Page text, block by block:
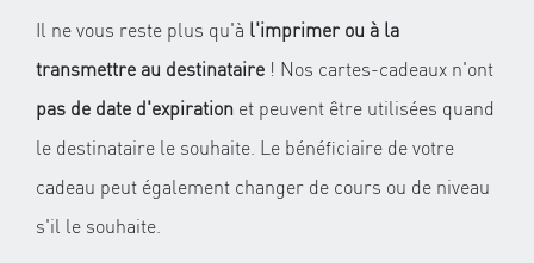
Il ne vous reste plus qu'à l'imprimer ou à la
transmettre au destinataire ! Nos cartes-cadeaux n'ont
pas de date d'expiration
le destinataire le souhaite. Le bénéficiaire de votre
cadeau peut également changer de cours ou de niveau
s'il le souhaite.